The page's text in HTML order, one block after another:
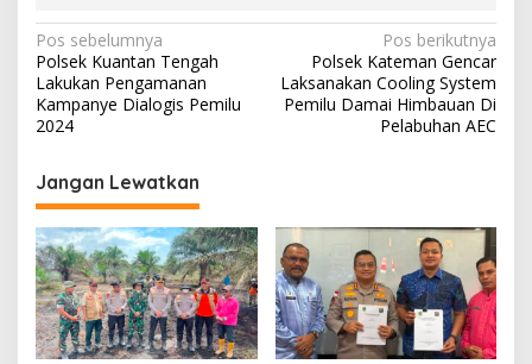
N
a
v
g
a
s
i
p
o
Pos sebelumnya
Polsek Kuantan Tengah
Lakukan Pengamanan
Kampanye Dialogis Pemilu
2024
Pos berikutnya
Polsek Kateman Gencar
Laksanakan Cooling System
Pemilu Damai Himbauan Di
Pelabuhan AEC
Jangan Lewatkan